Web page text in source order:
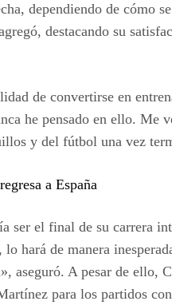
dependiendo de cómo
destacando su
de convertirse en
he pensado en ello.
y del fútbol una vez
a España
el final de su carrera
hará de manera
aseguró. A pesar de
para los partidos